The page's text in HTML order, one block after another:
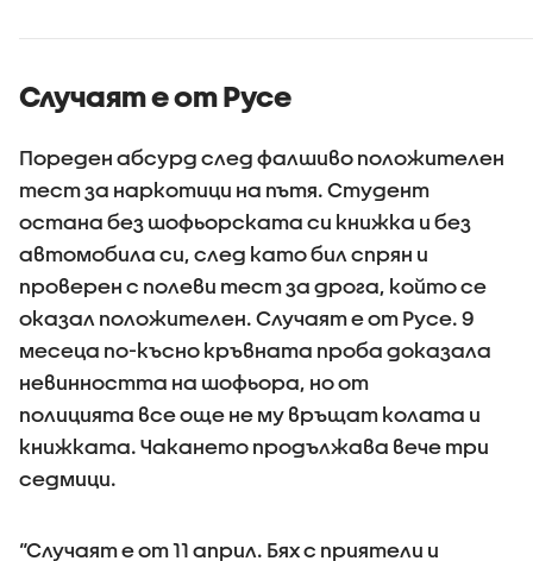
явления ще
Случаят е от Русе
Пореден абсурд след фалшиво положителен
тест за наркотици на пътя. Студент
остана без шофьорската си книжка и без
автомобила си, след като бил спрян и
проверен с полеви тест за дрога, който се
оказал положителен. Случаят е от Русе. 9
месеца по-късно кръвната проба доказала
невинността на шофьора, но от
полицията все още не му връщат колата и
книжката. Чакането продължава вече три
седмици.
“Случаят е от 11 април. Бях с приятели и